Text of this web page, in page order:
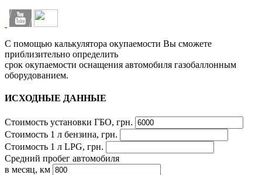
С помощью калькулятора окупаемости Вы сможете
приблизительно определить
срок окупаемости оснащения автомобиля газобаллонным
оборудованием.
ИСХОДНЫЕ ДАННЫЕ
Стоимость установки ГБО, грн.
Стоимость 1 л бензина, грн.
Стоимость 1 л LPG, грн.
Средний пробег автомобиля
в месяц, км